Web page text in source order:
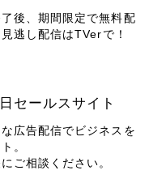
後、期間限定で無料配
逃し配信はTVerで！
セールスサイト
広告配信でビジネスを
。
ご相談ください。